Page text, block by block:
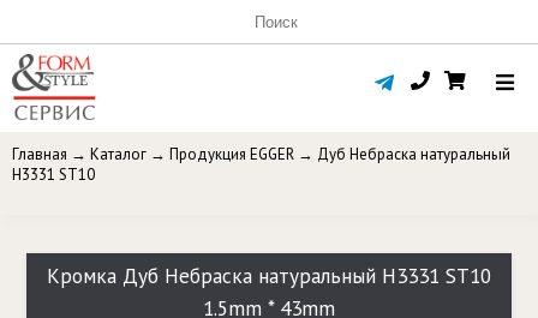
Главная → Каталог → Продукция EGGER → Дуб Небраска натуральный
H3331 ST10
Кромка Дуб Небраска натуральный H3331 ST10
1.5mm * 43mm